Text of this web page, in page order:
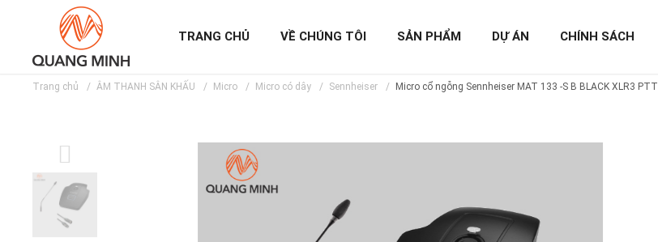
TRANG CHỦ VỀ CHÚNG TÔI SẢN PHẨM DỰ ÁN CHÍNH SÁCH
Trang chủ ÂM THANH SÂN KHẤU Micro Micro có dây Sennheiser Micro cổ ngỗng Sennheiser MAT 133 -S B BLACK XLR3 PTT